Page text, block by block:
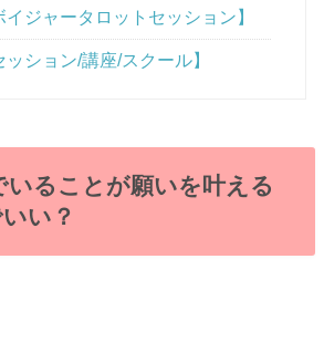
イジャータロットセッション】
ッション/講座/スクール】
ることが願いを叶える
い？